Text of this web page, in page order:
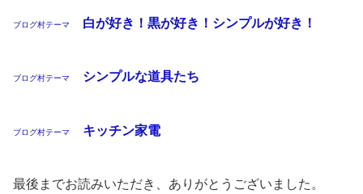
ブログ村テーマ 白が好き！黒が好き！シンプルが好き！
ブログ村テーマ シンプルな道具たち
ブログ村テーマ キッチン家電
最後までお読みいただき、ありがとうございました。